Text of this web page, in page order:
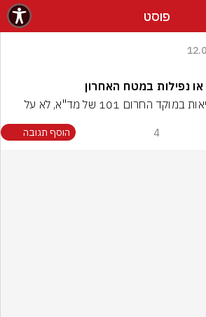
פוסט
או נפילות במטח האחרון
4 הוסף תגובה